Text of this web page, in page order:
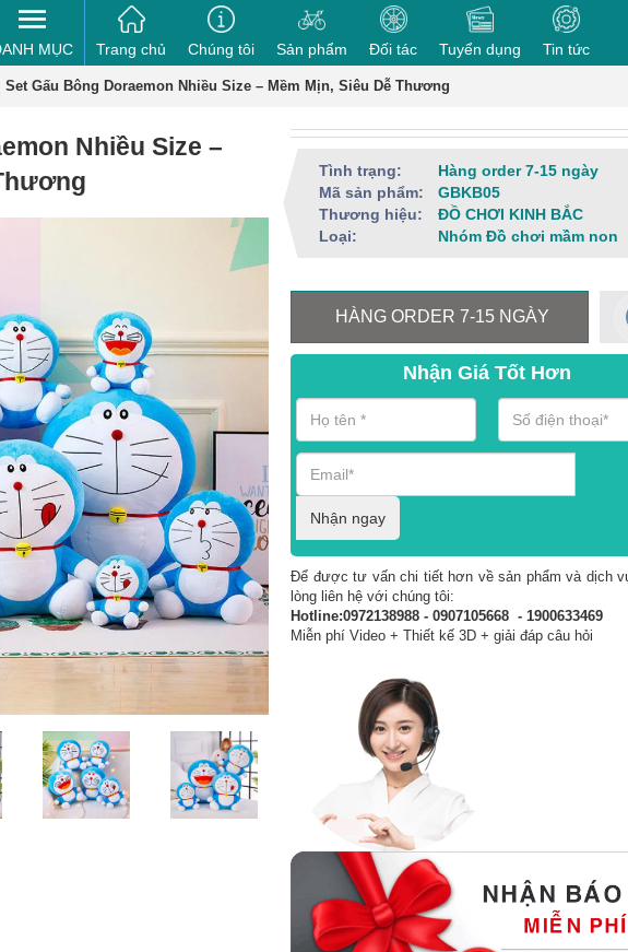
MỤC Trang chủ Chúng tôi Sản phẩm Đối tác Tuyển dụng Tin tức
Set Gấu Bông Doraemon Nhiều Size – Mềm Mịn, Siêu Dễ Thương
Nhiều Size –
Tình trạng:
Hàng order 7-15 ngày
Mã sản phẩm:
GBKB05
Thương hiệu:
ĐỒ CHƠI KINH BẮC
Loại:
Nhóm Đồ chơi mầm non
HÀNG ORDER 7-15 NGÀY
Nhận Giá Tốt Hơn
Nhận ngay
Để được tư vấn chi tiết hơn về sản phẩm và dịch
lòng liên hệ với chúng tôi:
Hotline:0972138988 - 0907105668 - 1900633469
Miễn phí Video + Thiết kế 3D + giải đáp câu hỏi